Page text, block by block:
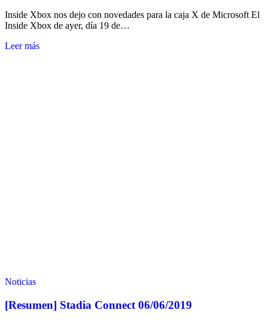
Inside Xbox nos dejo con novedades para la caja X de Microsoft El
Inside Xbox de ayer, día 19 de…
Leer más
Noticias
[Resumen] Stadia Connect 06/06/2019